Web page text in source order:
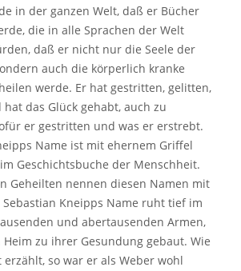
in der ganzen Welt, daß er Bücher
die in alle Sprachen der Welt
daß er nicht nur die Seele der
auch die körperlich kranke
werde. Er hat gestritten, gelitten,
das Glück gehabt, auch zu
er gestritten und was er erstrebt.
Name ist mit ehernem Griffel
Geschichtsbuche der Menschheit.
Geheilten nennen diesen Namen mit
Sebastian Kneipps Name ruht tief im
und abertausenden Armen,
zu ihrer Gesundung gebaut. Wie
so war er als Weber wohl